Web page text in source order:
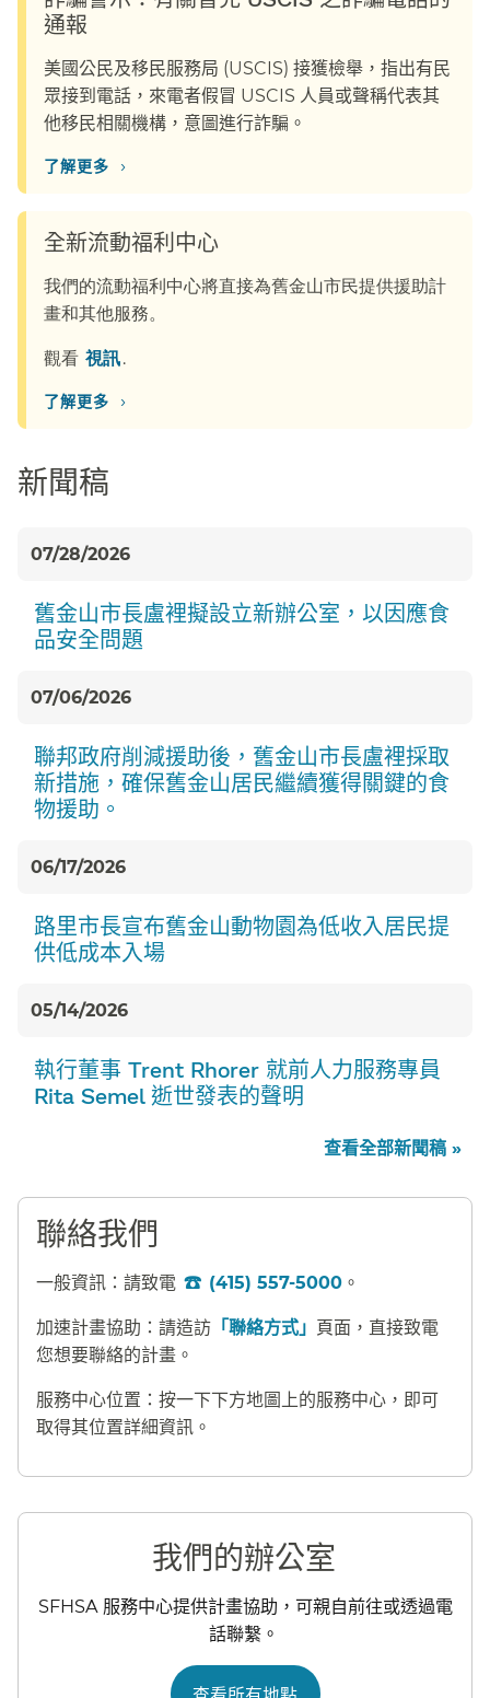
通報​​
美國公民及移民服務局 (USCIS) 接獲檢舉，指出有民
眾接到電話，來電者假冒 USCIS 人員或聲稱代表其
他移民相關機構，意圖進行詐騙。​​
了解更多​​ ›
全新流動福利中心​​
我們的流動福利中心將直接為舊金山市民提供援助計
畫和其他服務。​​
觀看​​ 視訊​​.
了解更多​​ ›
新聞稿​​
07/28/2026
舊金山市長盧裡擬設立新辦公室，以因應食
品安全問題​​
07/06/2026
聯邦政府削減援助後，舊金山市長盧裡採取
新措施，確保舊金山居民繼續獲得關鍵的食
物援助。​​
06/17/2026
路里市長宣布舊金山動物園為低收入居民提
供低成本入場​​
05/14/2026
執行董事 Trent Rhorer 就前人力服務專員
Rita Semel 逝世發表的聲明​​
查看全部新聞稿 »​​
聯絡我們​​
一般資訊：請致電 (415) 557-5000。​​
加速計畫協助：請造訪 「聯絡方式」 頁面，直接致電
您想要聯絡的計畫。​​
服務中心位置：按一下下方地圖上的服務中心，即可
取得其位置詳細資訊。​​
我們的辦公室​​
SFHSA 服務中心提供計畫協助，可親自前往或透過電
話聯繫。​​